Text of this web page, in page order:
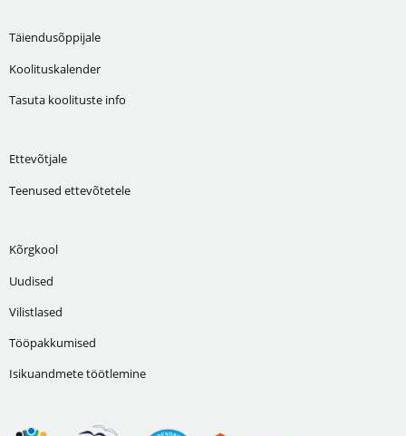
Täiendusõppijale
Koolituskalender
Tasuta koolituste info
Ettevõtjale
Teenused ettevõtetele
Kõrgkool
Uudised
Vilistlased
Tööpakkumised
Isikuandmete töötlemine